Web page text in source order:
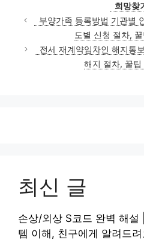
희망찾기
부양가족 등록방법 기관별
도별 신청 절차,
전세 재계약임차인 해지통
해지 절차, 꿀팁
최신 글
손상/외상 S코드 완벽 해
템 이해, 친구에게 알려드려